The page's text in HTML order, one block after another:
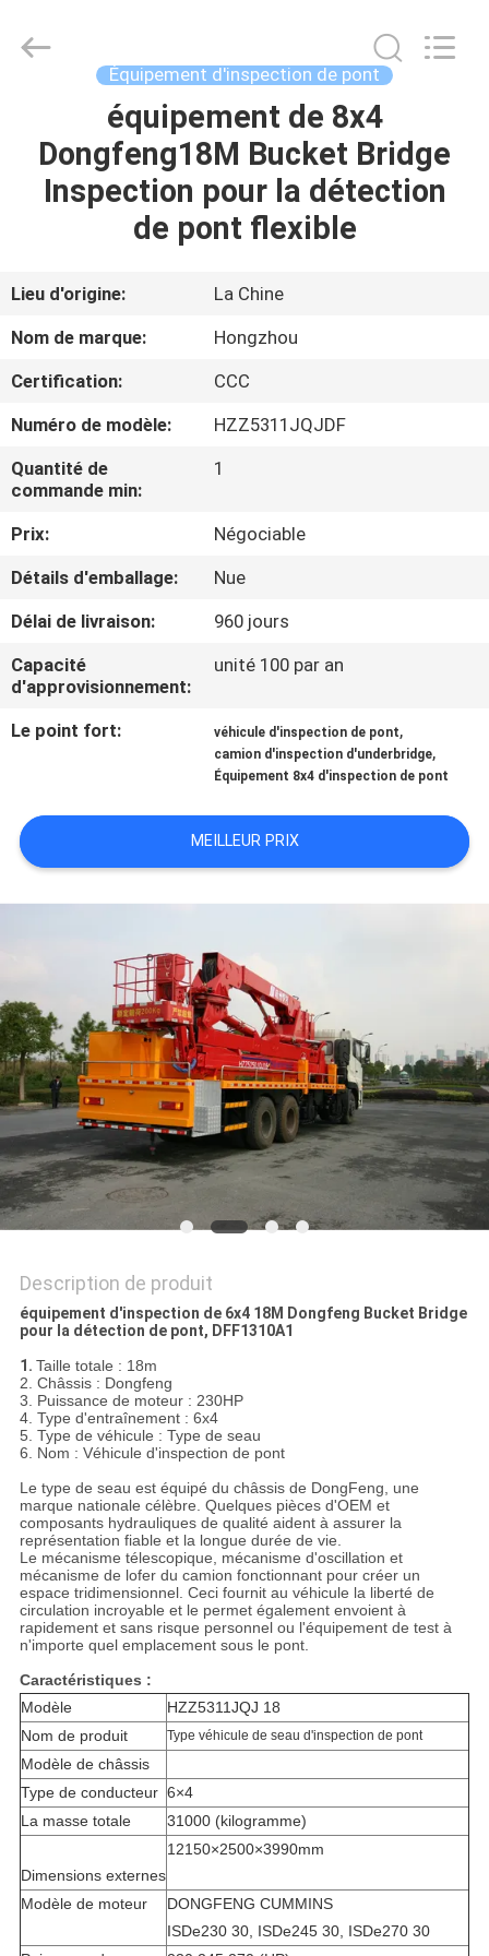
MAISON
PRODUITS
SUJET
DE
NOUS
VISITE
D'USINE
CONTRÔLE
DE
QUALITÉ
CONTACTEZ-
NOUS
DEMANDEZ
UNE
PLAN
DU
SITE
POLITIQUE
DE
CONFIDENTIALITÉ
SPECIAL
PURPOSE
Équipement d'inspection de pont
équipement de 8x4
Dongfeng18M Bucket Bridge
Inspection pour la détection
de pont flexible
Lieu d'origine:
La Chine
Nom de marque:
Hongzhou
Certification:
CCC
Numéro de modèle:
HZZ5311JQJDF
Quantité de
commande min:
1
Prix:
Négociable
Détails d'emballage:
Nue
Délai de livraison:
960 jours
Capacité
d'approvisionnement:
unité 100 par an
Le point fort: véhicule d'inspection de pont,
camion d'inspection d'underbridge,
Équipement 8x4 d'inspection de pont
MEILLEUR PRIX
Description de produit
équipement d'inspection de 6x4 18M Dongfeng Bucket Bridge
pour la détection de pont, DFF1310A1
1. Taille totale : 18m
2. Châssis : Dongfeng
3. Puissance de moteur : 230HP
4. Type d'entraînement : 6x4
5. Type de véhicule : Type de seau
6. Nom : Véhicule d'inspection de pont
Le type de seau est équipé du châssis de DongFeng, une
marque nationale célèbre. Quelques pièces d'OEM et
composants hydrauliques de qualité aident à assurer la
représentation fiable et la longue durée de vie.
Le mécanisme télescopique, mécanisme d'oscillation et
mécanisme de lofer du camion fonctionnant pour créer un
espace tridimensionnel. Ceci fournit au véhicule la liberté de
circulation incroyable et le permet également envoient à
rapidement et sans risque personnel ou l'équipement de test à
n'importe quel emplacement sous le pont.
Caractéristiques :
Modèle
HZZ5311JQJ 18
Nom de produit
Type véhicule de seau d'inspection de pont
Modèle de châssis
Type de conducteur 6×4
La masse totale
31000 (kilogramme)
Dimensions externes
12150×2500×3990mm
Modèle de moteur
DONGFENG CUMMINS
ISDe230 30, ISDe245 30, ISDe270 30